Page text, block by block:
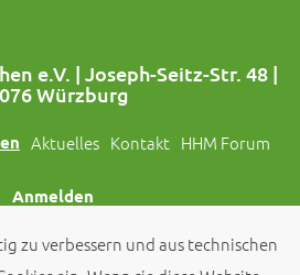
e.V. | Joseph-Seitz-Str. 48 |
Würzburg
Aktuelles Kontakt HHM Forum
Anmelden
auch auf Social Media!
zu verbessern und aus technischen